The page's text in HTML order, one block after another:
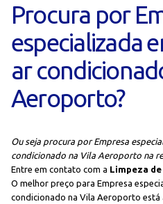
Procura por
especializada
ar
Aeroporto?
Ou seja procura por Empresa
condicionado na Vila Aeroporto na
Entre em contato com a Limpeza
O melhor preço para Empresa
condicionado na Vila Aeroporto está